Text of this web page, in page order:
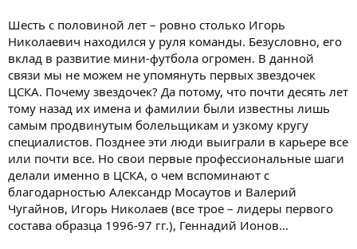
Шесть с половиной лет – ровно столько Игорь
Николаевич находился у руля команды. Безусловно, его
вклад в развитие мини-футбола огромен. В данной
связи мы не можем не упомянуть первых звездочек
ЦСКА. Почему звездочек? Да потому, что почти десять лет
тому назад их имена и фамилии были известны лишь
самым продвинутым болельщикам и узкому кругу
специалистов. Позднее эти люди выиграли в карьере все
или почти все. Но свои первые профессиональные шаги
делали именно в ЦСКА, о чем вспоминают с
благодарностью Александр Мосаутов и Валерий
Чугайнов, Игорь Николаев (все трое – лидеры первого
состава образца 1996-97 гг.), Геннадий Ионов…